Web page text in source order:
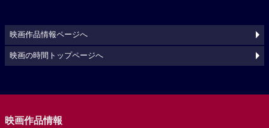
映画作品情報ページへ
映画の時間トップページへ
映画作品情報